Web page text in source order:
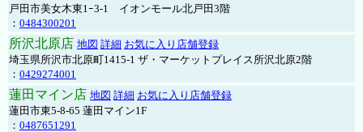
戸田市美女木東1ｰ3‐1 イオンモール北戸田3階
： 0484300201
所沢北原店 地図 詳細 お気に入り店舗登録
埼玉県所沢市北原町1415-1 ザ・マーケットプレイス所沢北原2階
： 0429274001
蓮田マイン店 地図 詳細 お気に入り店舗登録
蓮田市東5-8-65 蓮田マイン1F
： 0487651291